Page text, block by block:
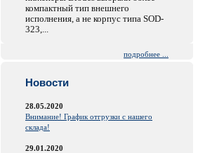
компактный тип внешнего
исполнения, а не корпус типа SOD-
323,...
подробнее ...
Новости
28.05.2020
Внимание! График отгрузки с нашего
склада!
29.01.2020